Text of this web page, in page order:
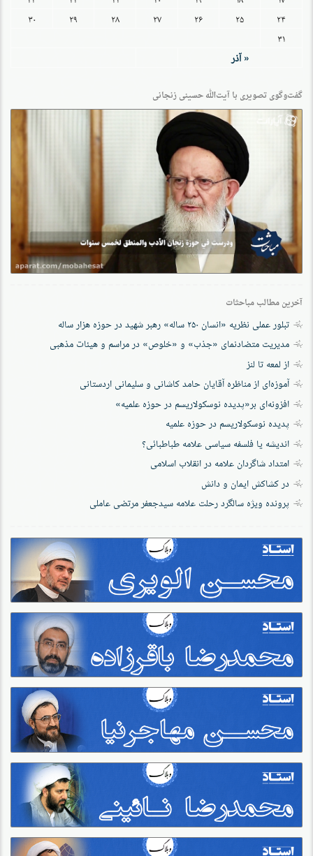
۲۴
۲۵ ۲۶ ۲۷ ۲۸ ۲۹
۳۰
۳۱
« آذر
گفت‌وگو‌ی تصویری با آیت‌الله حسینی زنجانی
آخرین مطالب مباحثات
تبلور عملی نظریه «انسان ۲۵۰ ساله» رهبر شهید در حوزه هزار ساله
مدیریت متضادنمای «جذب» و «خلوص» در مراسم و هیئات مذهبی
از لمعه تا لنز
آموزه‌ای از مناظره آقایان حامد کاشانی و سلیمانی اردستانی
افزونه‌ای بر«پدیده نوسکولاریسم در حوزه‌ علمیه»
پدیده نوسکولاریسم در حوزه علمیه
اندیشه یا فلسفه سیاسی علامه طباطبائی؟
امتداد شاگردان علامه در انقلاب اسلامی
در کشاکش ایمان و دانش
پرونده‌ ویژه سالگرد رحلت علامه سیدجعفر مرتضی عاملی